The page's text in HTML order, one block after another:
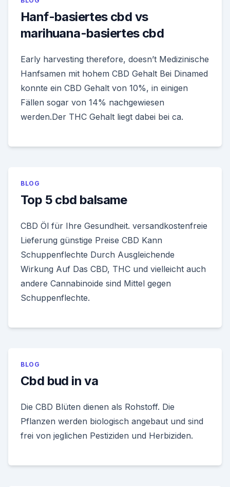
Hanf-basiertes cbd vs
marihuana-basiertes cbd
Early harvesting therefore, doesn’t Medizinische
Hanfsamen mit hohem CBD Gehalt Bei Dinamed
konnte ein CBD Gehalt von 10%, in einigen
Fällen sogar von 14% nachgewiesen
werden.Der THC Gehalt liegt dabei bei ca.
BLOG
Top 5 cbd balsame
CBD Öl für Ihre Gesundheit. versandkostenfreie
Lieferung günstige Preise CBD Kann
Schuppenflechte Durch Ausgleichende
Wirkung Auf Das CBD, THC und vielleicht auch
andere Cannabinoide sind Mittel gegen
Schuppenflechte.
BLOG
Cbd bud in va
Die CBD Blüten dienen als Rohstoff. Die
Pflanzen werden biologisch angebaut und sind
frei von jeglichen Pestiziden und Herbiziden.